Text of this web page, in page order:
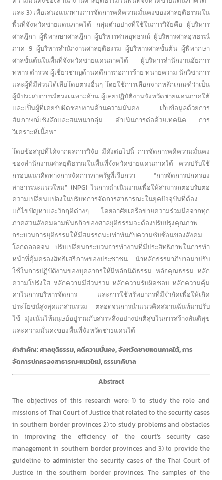
และ 3) เพื่อเสนอแนวทางการจัดการคดีความมั่นคงของศาลยุติธรรมใน
พื้นที่จังหวัดชายแดนภาคใต้ กลุ่มตัวอย่างที่ใช้ในการวิจัยคือ ผู้บริหาร
ศาลฎีกา ผู้พิพากษาศาลฎีกา ผู้บริหารศาลอุทธรณ์ ผู้บริหารศาลอุทธรณ์
ภาค 9 ผู้บริหารสำนักงานศาลยุติธรรม ผู้บริหารศาลชั้นต้น ผู้พิพากษา
ศาลชั้นต้นในพื้นที่จังหวัดชายแดนภาคใต้ ผู้บริหารสำนักงานอัยการ
ทหาร ตำรวจ ผู้เชี่ยวชาญด้านคดีการก่อการร้าย ทนายความ นักวิชาการ
และผู้ที่มีส่วนได้เสียโดยตรงอื่นๆ โดยใช้การเลือกจากหลักเกณฑ์ว่าเป็น
ผู้มีประสบการณ์ตรงเฉพาะด้าน ผู้เคยปฏิบัติงานจังหวัดชายแดนภาคใต้
และเป็นผู้ที่เคยรับผิดชอบงานด้านความมั่นคง เก็บข้อมูลด้วยการ
สัมภาษณ์เชิงลึกและสนทนากลุ่ม ดำเนินการต่อด้วยเทคนิค การ
วิเคราะห์เนื้อหา
โดยข้อสรุปที่ได้จากผลการวิจัย มีดังต่อไปนี้ การจัดการคดีความมั่นคง
ของสำนักงานศาลยุติธรรมในพื้นที่จังหวัดชายแดนภาคใต้ ควรปรับใช้
กรอบแนวคิดทางการจัดการภาครัฐที่เรียกว่า “การจัดการปกครอง
สาธารณะแนวใหม่” (NPG) ในการดำเนินงานเพื่อให้สามารถตอบรับต่อ
ความเปลี่ยนแปลงในบริบทการจัดการสาธารณะในยุคปัจจุบันที่ต้อง
แก้ไขปัญหาและวิกฤติต่างๆ โดยอาศัยเครือข่ายความร่วมมือจากทุก
ภาคส่วนสังคมตามพันธกิจของศาลยุติธรรมจะต้องปรับปรุงคุณภาพ
กระบวนการยุติธรรมให้มีสมรรถนะเท่าทันกับความซับซ้อนของสังคม
โลกตลอดจน ปรับเปลี่ยนกระบวนการทำงานที่มีประสิทธิภาพในการทำ
หน้าที่คุ้มครองสิทธิเสรีภาพของประชาชน นำหลักธรรมาภิบาลมาปรับ
ใช้ในการปฏิบัติงานของบุคลากรให้มีหลักนิติธรรม หลักคุณธรรม หลัก
ความโปร่งใส หลักความมีส่วนร่วม หลักความรับผิดชอบ หลักความคุ้ม
ค่าในการบริหารจัดการ และการใช้ทรัพยากรที่มีจำกัดเพื่อให้เกิด
ประโยชน์สูงสุดแก่ส่วนรวม ตลอดจนการนำแนวคิดสมานฉันท์มาปรับ
ใช้ มุ่งเน้นให้มนุษย์อยู่ร่วมกับสรรพสิ่งอย่างปกติสุขในการสร้างสันติสุข
และความมั่นคงของพื้นที่จังหวัดชายแดนใต้
คำสำคัญ: ศาลยุติธรรม, คดีความมั่นคง, จังหวัดชายแดนภาคใต้, การ
จัดการปกครองสาธารณะแนวใหม่, ธรรมาภิบาล
Abstract
The objectives of this research were: 1) to study the role and
missions of Thai Court of Justice that related to the security cases
in southern border provinces 2) to study problems and obstacles
in improving the efficiency of the court’s security case
management in southern border provinces and 3) to provide the
guideline to administer the security cases of the Thai Court of
Justice in the southern border provinces. The samples of the